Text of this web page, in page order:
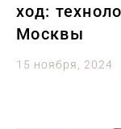
ход:
Москвы
15 ноября, 2024